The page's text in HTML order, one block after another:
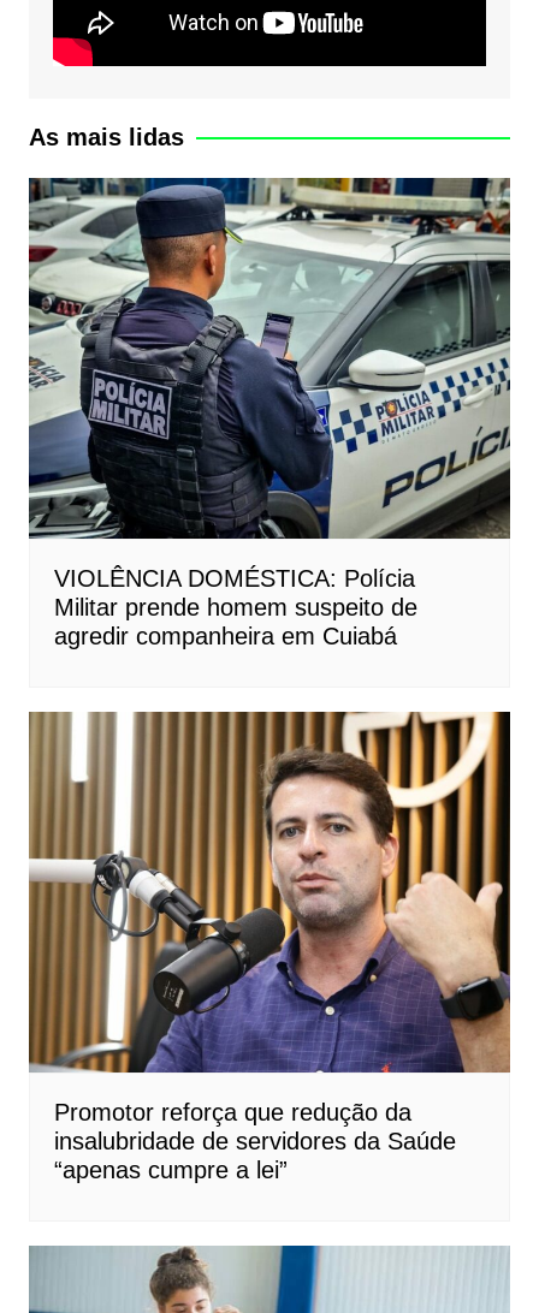
As mais lidas
VIOLÊNCIA DOMÉSTICA: Polícia
Militar prende homem suspeito de
agredir companheira em Cuiabá
Promotor reforça que redução da
insalubridade de servidores da Saúde
“apenas cumpre a lei”